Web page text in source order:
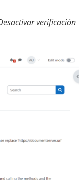
verificación